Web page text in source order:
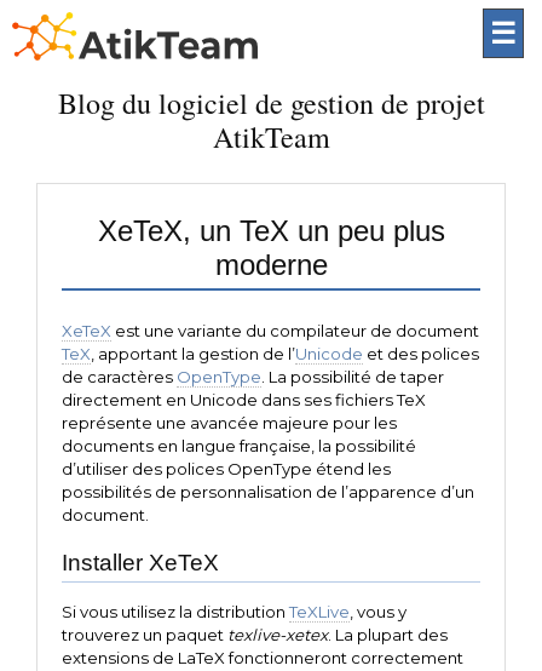
☰
Blog du logiciel de gestion de projet
AtikTeam
XeTeX, un TeX un peu plus
moderne
XeTeX est une variante du compilateur de document
TeX , apportant la gestion de l’Unicode et des polices
de caractères OpenType . La possibilité de taper
directement en Unicode dans ses fichiers TeX
représente une avancée majeure pour les
documents en langue française, la possibilité
d’utiliser des polices OpenType étend les
possibilités de personnalisation de l’apparence d’un
document.
Installer XeTeX
Si vous utilisez la distributionTeXLive , vous y
trouverez un paquet texlive-xetex. La plupart des
extensions de LaTeX fonctionneront correctement